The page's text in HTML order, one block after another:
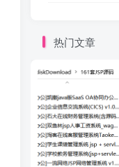
热门文章